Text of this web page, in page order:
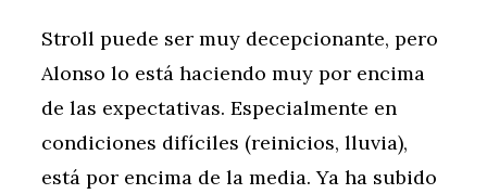
Stroll puede ser muy decepcionante, pero
Alonso lo está haciendo muy por encima
de las expectativas. Especialmente en
condiciones difíciles (reinicios, lluvia),
está por encima de la media. Ya ha subido